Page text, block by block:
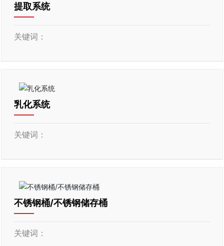
提取系统
关键词：
乳化系统
关键词：
不锈钢桶/不锈钢储存桶
关键词：